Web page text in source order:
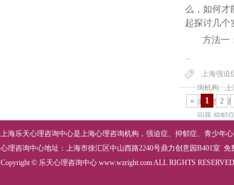
么，如何才
起探讨几个
方法一
...
上海强迫
询机构
上
师
婚姻基
问题 抑郁症
« 1 2
上海乐天心理咨询中心是上海心理咨询机构 ， 强迫症、 抑郁症、 青少年
心理咨询中心地址：上海市徐汇区中山西路2240号鼎力创意园B401室 免
Copyright © 乐天心理咨询中心 www.wzright.comALL RIGHTS RESERVED